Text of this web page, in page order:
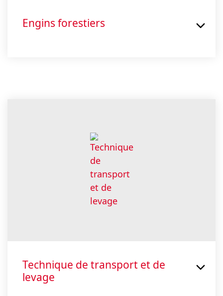
Engins forestiers
Technique de transport et de
levage